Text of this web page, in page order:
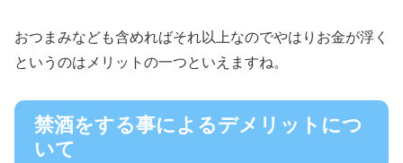
おつまみなども含めればそれ以上なのでやはりお金が浮く
というのはメリットの一つといえますね。
禁酒をする事によるデメリットにつ
いて